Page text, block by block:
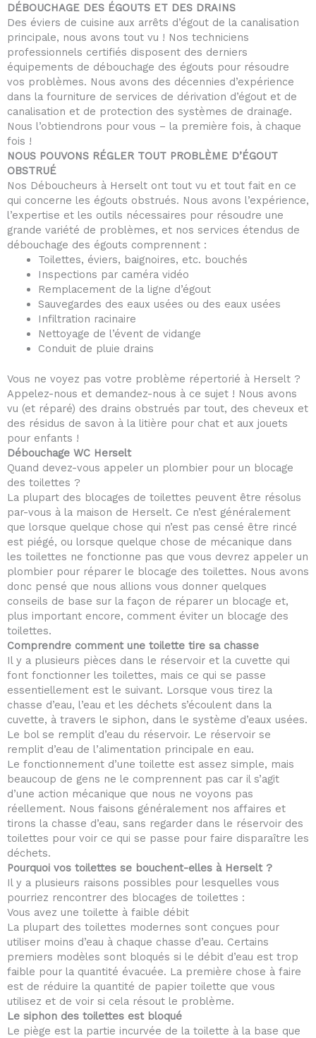
DÉBOUCHAGE DES ÉGOUTS ET DES DRAINS
Des éviers de cuisine aux arrêts d’égout de la canalisation
principale, nous avons tout vu ! Nos techniciens
professionnels certifiés disposent des derniers
équipements de débouchage des égouts pour résoudre
vos problèmes. Nous avons des décennies d’expérience
dans la fourniture de services de dérivation d’égout et de
canalisation et de protection des systèmes de drainage.
Nous l’obtiendrons pour vous – la première fois, à chaque
fois !
NOUS POUVONS RÉGLER TOUT PROBLÈME D’ÉGOUT
OBSTRUÉ
Nos Déboucheurs à Herselt ont tout vu et tout fait en ce
qui concerne les égouts obstrués. Nous avons l’expérience,
l’expertise et les outils nécessaires pour résoudre une
grande variété de problèmes, et nos services étendus de
débouchage des égouts comprennent :
Toilettes, éviers, baignoires, etc. bouchés
Inspections par caméra vidéo
Remplacement de la ligne d’égout
Sauvegardes des eaux usées ou des eaux usées
Infiltration racinaire
Nettoyage de l’évent de vidange
Conduit de pluie drains
Vous ne voyez pas votre problème répertorié à Herselt ?
Appelez-nous et demandez-nous à ce sujet ! Nous avons
vu (et réparé) des drains obstrués par tout, des cheveux et
des résidus de savon à la litière pour chat et aux jouets
pour enfants !
Débouchage WC Herselt
Quand devez-vous appeler un plombier pour un blocage
des toilettes ?
La plupart des blocages de toilettes peuvent être résolus
par-vous à la maison de Herselt. Ce n’est généralement
que lorsque quelque chose qui n’est pas censé être rincé
est piégé, ou lorsque quelque chose de mécanique dans
les toilettes ne fonctionne pas que vous devrez appeler un
plombier pour réparer le blocage des toilettes. Nous avons
donc pensé que nous allions vous donner quelques
conseils de base sur la façon de réparer un blocage et,
plus important encore, comment éviter un blocage des
toilettes.
Comprendre comment une toilette tire sa chasse
Il y a plusieurs pièces dans le réservoir et la cuvette qui
font fonctionner les toilettes, mais ce qui se passe
essentiellement est le suivant. Lorsque vous tirez la
chasse d’eau, l’eau et les déchets s’écoulent dans la
cuvette, à travers le siphon, dans le système d’eaux usées.
Le bol se remplit d’eau du réservoir. Le réservoir se
remplit d’eau de l’alimentation principale en eau.
Le fonctionnement d’une toilette est assez simple, mais
beaucoup de gens ne le comprennent pas car il s’agit
d’une action mécanique que nous ne voyons pas
réellement. Nous faisons généralement nos affaires et
tirons la chasse d’eau, sans regarder dans le réservoir des
toilettes pour voir ce qui se passe pour faire disparaître les
déchets.
Pourquoi vos toilettes se bouchent-elles à Herselt ?
Il y a plusieurs raisons possibles pour lesquelles vous
pourriez rencontrer des blocages de toilettes :
Vous avez une toilette à faible débit
La plupart des toilettes modernes sont conçues pour
utiliser moins d’eau à chaque chasse d’eau. Certains
premiers modèles sont bloqués si le débit d’eau est trop
faible pour la quantité évacuée. La première chose à faire
est de réduire la quantité de papier toilette que vous
utilisez et de voir si cela résout le problème.
Le siphon des toilettes est bloqué
Le piège est la partie incurvée de la toilette à la base que